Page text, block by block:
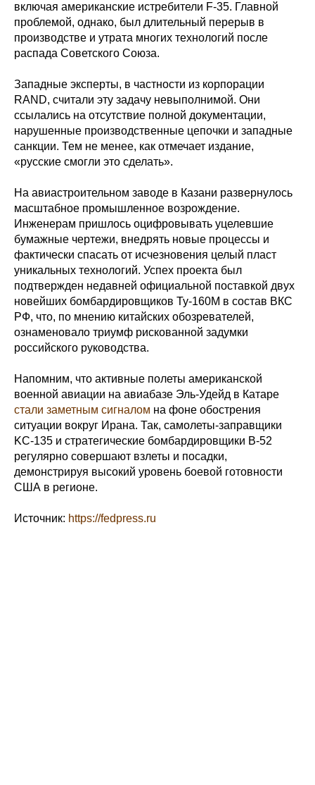
включая американские истребители F-35. Главной
проблемой, однако, был длительный перерыв в
производстве и утрата многих технологий после
распада Советского Союза.
Западные эксперты, в частности из корпорации
RAND, считали эту задачу невыполнимой. Они
ссылались на отсутствие полной документации,
нарушенные производственные цепочки и западные
санкции. Тем не менее, как отмечает издание,
«русские смогли это сделать».
На авиастроительном заводе в Казани развернулось
масштабное промышленное возрождение.
Инженерам пришлось оцифровывать уцелевшие
бумажные чертежи, внедрять новые процессы и
фактически спасать от исчезновения целый пласт
уникальных технологий. Успех проекта был
подтвержден недавней официальной поставкой двух
новейших бомбардировщиков Ту-160М в состав ВКС
РФ, что, по мнению китайских обозревателей,
ознаменовало триумф рискованной задумки
российского руководства.
Напомним, что активные полеты американской
военной авиации на авиабазе Эль-Удейд в Катаре
стали заметным сигналом на фоне обострения
ситуации вокруг Ирана. Так, самолеты-заправщики
KC-135 и стратегические бомбардировщики B-52
регулярно совершают взлеты и посадки,
демонстрируя высокий уровень боевой готовности
США в регионе.
Источник: https://fedpress.ru